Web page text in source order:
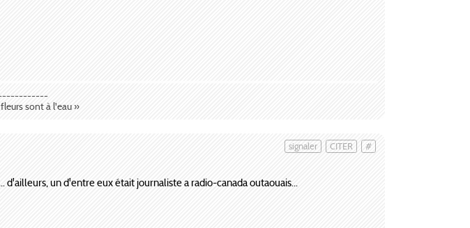
sont à l'eau »
#
CITER
signaler
un d'entre eux était journaliste a radio-canada outaouais...